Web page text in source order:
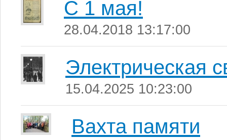
С 1 мая!
28.04.2018 13:17:00
Электрическая
15.04.2025 10:23:00
Вахта памяти